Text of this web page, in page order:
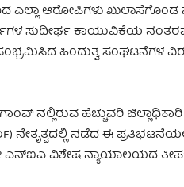
ಆರೋಪಿಗಳು ಖುಲಾಸೆಗೊಂಡ
ಸುದೀರ್ಘ ಕಾಯುವಿಕೆಯ
ಹಿಂದುತ್ವ ಸಂಘಟನೆಗಳ
ನಲ್ಲಿರುವ ಹೆಚ್ಚುವರಿ
ನಡೆದ ಈ
ಎನ್‌ಐಎ ವಿಶೇಷ ನ್ಯಾಯಾಲಯದ